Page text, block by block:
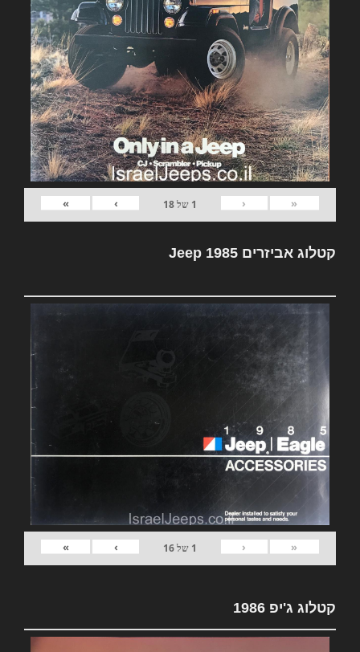
«
‹
1 של18
›
»
קטלוג אביזרים Jeep 1985
«
‹
1 של16
›
»
קטלוג ג'יפ 1986